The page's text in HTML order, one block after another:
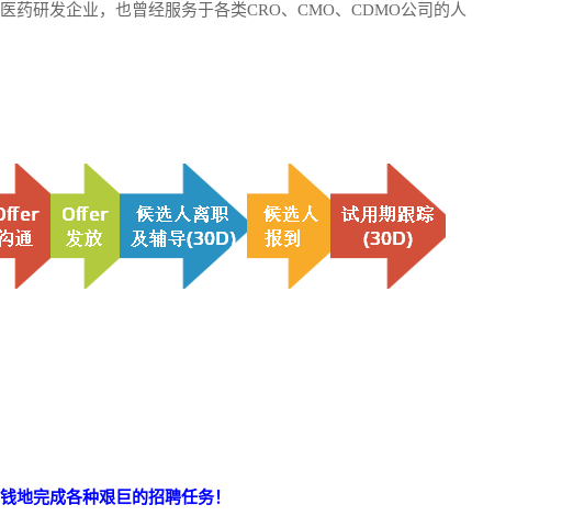
研发企业，也曾经服务于各类CRO、CMO、CDMO公司的人
地完成各种艰巨的招聘任务！